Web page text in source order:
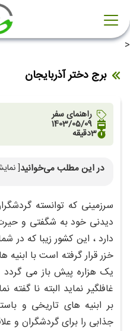
<
برج دختر آذربایجان
راهنمای سفر
1403/05/09
3دقیقه
در این مطلب می‌خوانید[
سرزمینی که توانسته
دیدنی خود به شگفتی و حیرت
دارد ، این کشور زیبا که در
خزر قرار گرفته است با
یک هزاره پیش باز می گردد
غافلگیر نماید البته نا گفته
بر ابنیه های تاریخی و
جذابی را برای گردشگران و